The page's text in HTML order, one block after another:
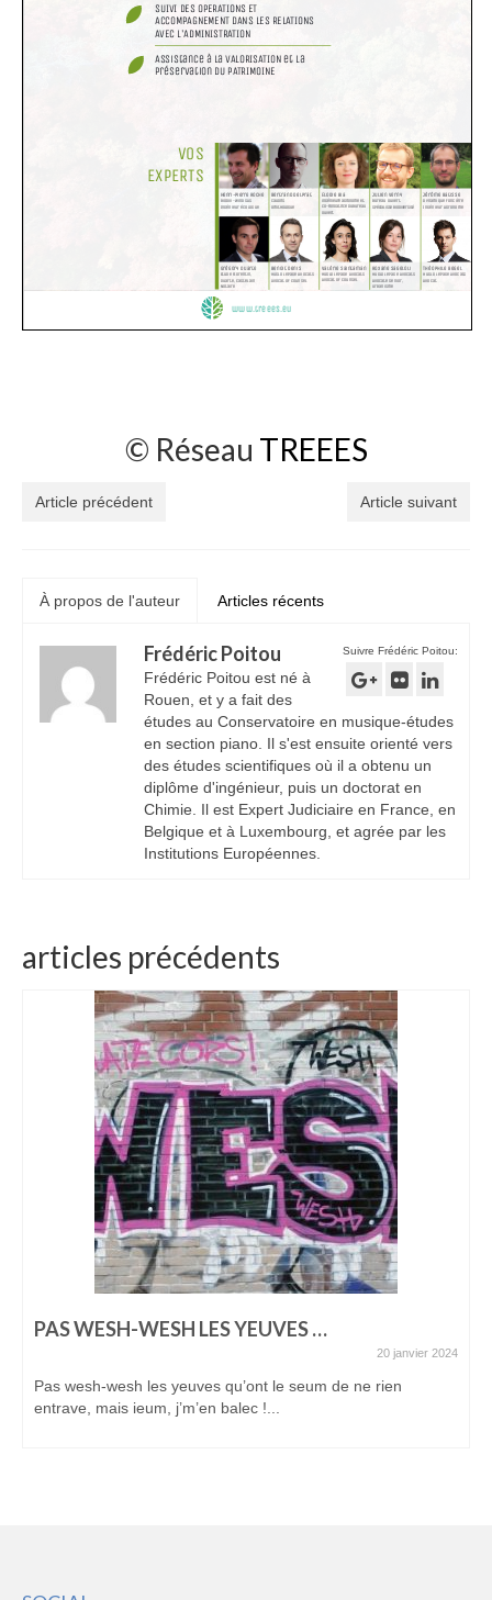
© Réseau TREEES
Article précédent Article suivant
À propos de l'auteur Articles récents
Suivre Frédéric Poitou:
Frédéric Poitou
Frédéric Poitou est né à
Rouen, et y a fait des
études au Conservatoire en musique-études
en section piano. Il s'est ensuite orienté vers
des études scientifiques où il a obtenu un
diplôme d'ingénieur, puis un doctorat en
Chimie. Il est Expert Judiciaire en France, en
Belgique et à Luxembourg, et agrée par les
Institutions Européennes.
articles précédents
PAS WESH-WESH LES YEUVES …
20 janvier 2024
Pas wesh-wesh les yeuves qu’ont le seum de ne rien
entrave, mais ieum, j’m’en balec !...